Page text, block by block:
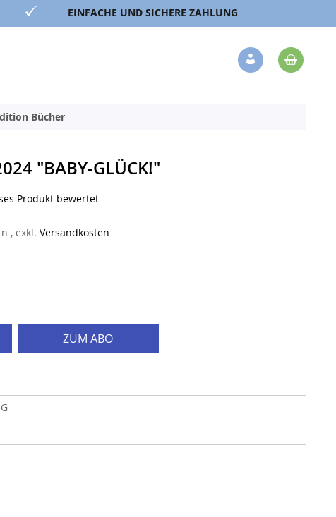
EINFACHE UND SICHERE ZAHLUNG
Veränderung
Bücher
"BABY-GLÜCK!"
Produkt bewertet
, exkl. Versandkosten
ZUM ABO